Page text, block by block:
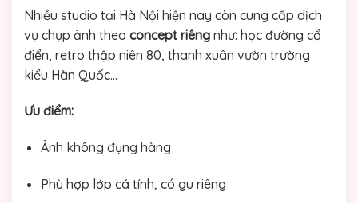
Nhiều studio tại Hà Nội hiện nay còn cung cấp dịch
vụ chụp ảnh theo concept riêng như: học đường cổ
điển, retro thập niên 80, thanh xuân vườn trường
kiểu Hàn Quốc…
Ưu điểm:
Ảnh không đụng hàng
Phù hợp lớp cá tính, có gu riêng